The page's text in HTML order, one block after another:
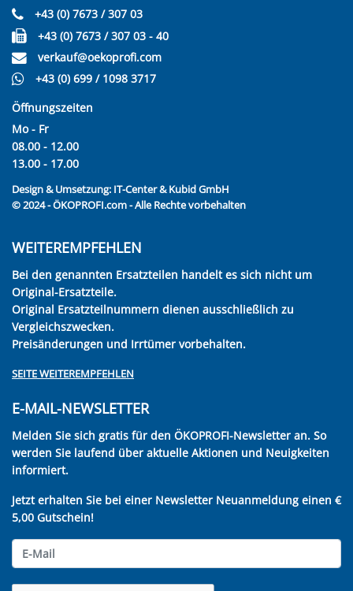
+43 (0) 7673 / 307 03
+43 (0) 7673 / 307 03 - 40
verkauf@oekoprofi.com
+43 (0) 699 / 1098 3717
Öffnungszeiten
Mo - Fr
08.00 - 12.00
13.00 - 17.00
Design & Umsetzung: IT-Center & Kubid GmbH
© 2024 - ÖKOPROFI.com - Alle Rechte vorbehalten
WEITEREMPFEHLEN
Bei den genannten Ersatzteilen handelt es sich nicht um
Original-Ersatzteile.
Original Ersatzteilnummern dienen ausschließlich zu
Vergleichszwecken.
Preisänderungen und Irrtümer vorbehalten.
SEITE WEITEREMPFEHLEN
E-MAIL-NEWSLETTER
Melden Sie sich gratis für den ÖKOPROFI-Newsletter an. So
werden Sie laufend über aktuelle Aktionen und Neuigkeiten
informiert.
Jetzt erhalten Sie bei einer Newsletter Neuanmeldung einen €
5,00 Gutschein!